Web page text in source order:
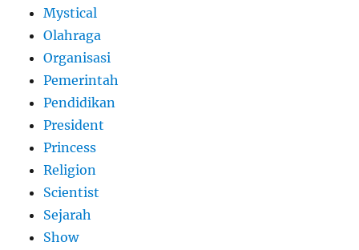
Mystical
Olahraga
Organisasi
Pemerintah
Pendidikan
President
Princess
Religion
Scientist
Sejarah
Show